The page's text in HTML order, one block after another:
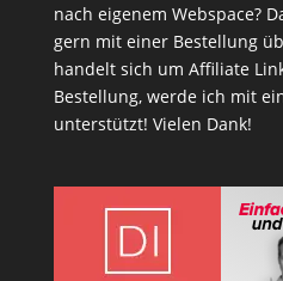
nach eigenem Webspace?
gern mit einer Bestellung
handelt sich um Affiliate
Bestellung, werde ich mit
unterstützt! Vielen Dank!